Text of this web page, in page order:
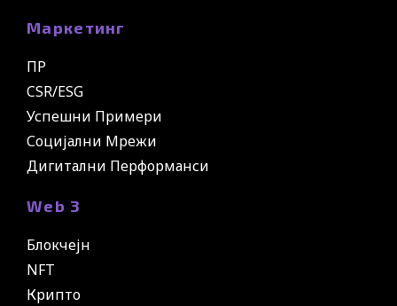
Маркетинг
ПР
CSR/ESG
Успешни Примери
Социјални Мрежи
Дигитални Перформанси
Web 3
Блокчејн
NFT
Крипто